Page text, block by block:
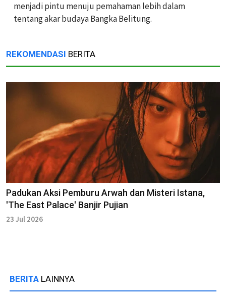
menjadi pintu menuju pemahaman lebih dalam
tentang akar budaya Bangka Belitung.
REKOMENDASI BERITA
Padukan Aksi Pemburu Arwah dan Misteri Istana,
'The East Palace' Banjir Pujian
23 Jul 2026
BERITA LAINNYA